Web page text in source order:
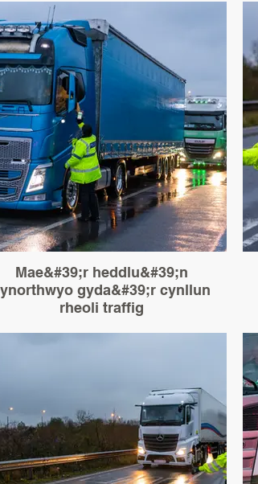
gynhaliwyd mewn ciwiau yn ystod yr
ar y ffin cyn y Nadolig, Rhagfyr
2020
Mae&#39;r heddlu&#39;n
gyda&#39;r cynllun
rheoli traffig